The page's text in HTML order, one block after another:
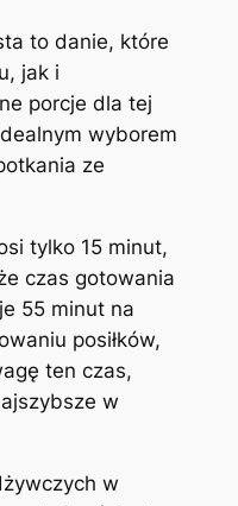
to danie, które
jak i
porcje dla tej
wyborem
ze
tylko 15 minut,
czas gotowania
55 minut na
posiłków,
ten czas,
w
w